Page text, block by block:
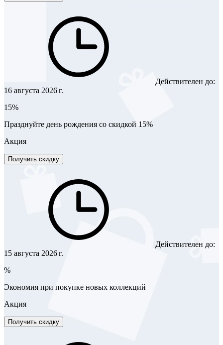
Действителен до:
16 августа 2026 г.
15%
Празднуйте день рождения со скидкой 15%
Акция
Получить скидку
Действителен до:
15 августа 2026 г.
%
Экономия при покупке новых коллекций
Акция
Получить скидку